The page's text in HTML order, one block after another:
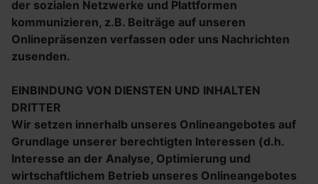
der sozialen Netzwerke und Plattformen
kommunizieren, z.B. Beiträge auf unseren
Onlinepräsenzen verfassen oder uns Nachrichten
zusenden.
EINBINDUNG VON DIENSTEN UND INHALTEN
DRITTER
Wir setzen innerhalb unseres Onlineangebotes auf
Grundlage unserer berechtigten Interessen (d.h.
Interesse an der Analyse, Optimierung und
wirtschaftlichem Betrieb unseres Onlineangebotes